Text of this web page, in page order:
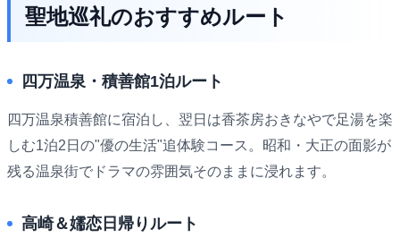
聖地巡礼のおすすめルート
四万温泉・積善館1泊ルート
四万温泉積善館に宿泊し、翌日は香茶房おきなやで足湯を楽
しむ1泊2日の"優の生活"追体験コース。昭和・大正の面影が
残る温泉街でドラマの雰囲気そのままに浸れます。
高崎＆嬬恋日帰りルート